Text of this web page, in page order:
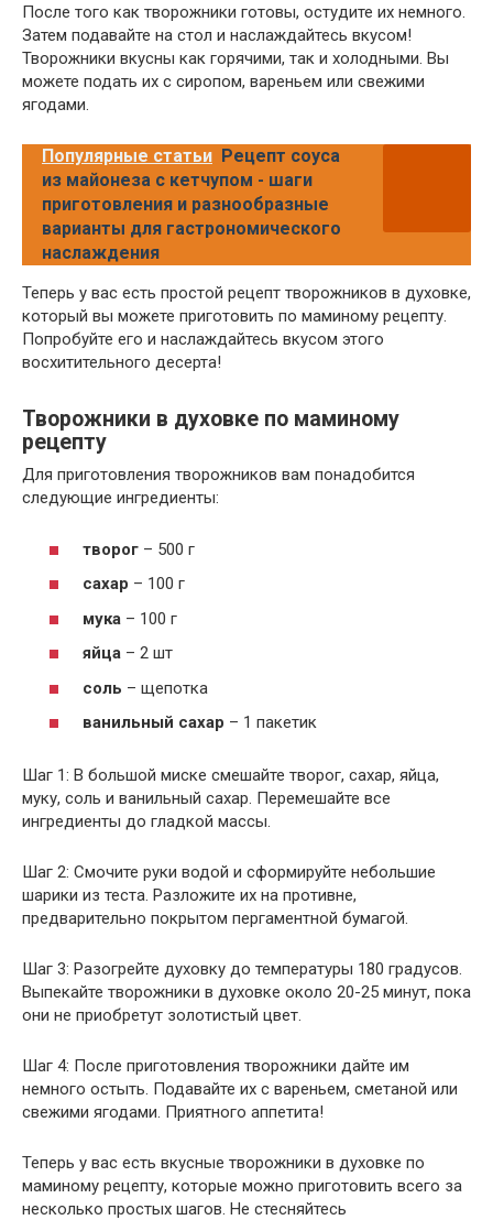
После того как творожники готовы, остудите их немного.
Затем подавайте на стол и наслаждайтесь вкусом!
Творожники вкусны как горячими, так и холодными. Вы
можете подать их с сиропом, вареньем или свежими
ягодами.
Популярные статьи Рецепт соуса
из майонеза с кетчупом - шаги
приготовления и разнообразные
варианты для гастрономического
наслаждения
Теперь у вас есть простой рецепт творожников в духовке,
который вы можете приготовить по маминому рецепту.
Попробуйте его и наслаждайтесь вкусом этого
восхитительного десерта!
Творожники в духовке по маминому
рецепту
Для приготовления творожников вам понадобится
следующие ингредиенты:
творог – 500 г
сахар – 100 г
мука – 100 г
яйца – 2 шт
соль – щепотка
ванильный сахар – 1 пакетик
Шаг 1: В большой миске смешайте творог, сахар, яйца,
муку, соль и ванильный сахар. Перемешайте все
ингредиенты до гладкой массы.
Шаг 2: Смочите руки водой и сформируйте небольшие
шарики из теста. Разложите их на противне,
предварительно покрытом пергаментной бумагой.
Шаг 3: Разогрейте духовку до температуры 180 градусов.
Выпекайте творожники в духовке около 20-25 минут, пока
они не приобретут золотистый цвет.
Шаг 4: После приготовления творожники дайте им
немного остыть. Подавайте их с вареньем, сметаной или
свежими ягодами. Приятного аппетита!
Теперь у вас есть вкусные творожники в духовке по
маминому рецепту, которые можно приготовить всего за
несколько простых шагов. Не стесняйтесь